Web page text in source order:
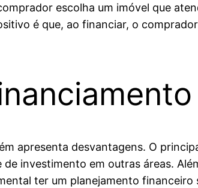
escolha um imóvel que
é que, ao financiar, o
apresenta desvantagens. O
investimento em outras áreas.
ter um planejamento